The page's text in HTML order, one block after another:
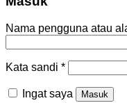
Nama pengguna atau
Kata sandi *Wajib
Ingat saya Masuk